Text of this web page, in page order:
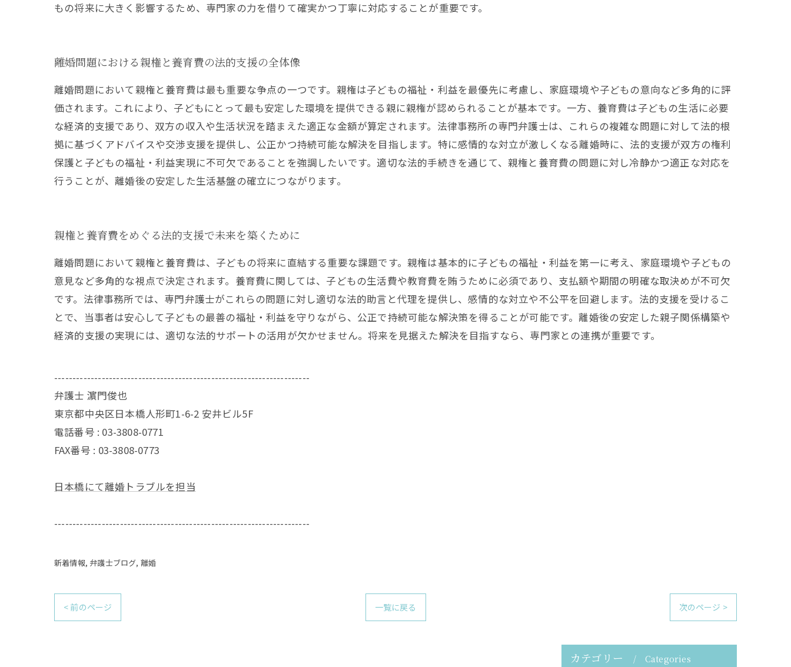
もの将来に大きく影響するため、専門家の力を借りて確実かつ丁寧に対応することが重要です。
離婚問題における親権と養育費の法的支援の全体像
離婚問題において親権と養育費は最も重要な争点の一つです。親権は子どもの福祉・利益を最優先に考慮し、家庭環境や子どもの意向など多角的に評
価されます。これにより、子どもにとって最も安定した環境を提供できる親に親権が認められることが基本です。一方、養育費は子どもの生活に必要
な経済的支援であり、双方の収入や生活状況を踏まえた適正な金額が算定されます。法律事務所の専門弁護士は、これらの複雑な問題に対して法的根
拠に基づくアドバイスや交渉支援を提供し、公正かつ持続可能な解決を目指します。特に感情的な対立が激しくなる離婚時に、法的支援が双方の権利
保護と子どもの福祉・利益実現に不可欠であることを強調したいです。適切な法的手続きを通じて、親権と養育費の問題に対し冷静かつ適正な対応を
行うことが、離婚後の安定した生活基盤の確立につながります。
親権と養育費をめぐる法的支援で未来を築くために
離婚問題において親権と養育費は、子どもの将来に直結する重要な課題です。親権は基本的に子どもの福祉・利益を第一に考え、家庭環境や子どもの
意見など多角的な視点で決定されます。養育費に関しては、子どもの生活費や教育費を賄うために必須であり、支払額や期間の明確な取決めが不可欠
です。法律事務所では、専門弁護士がこれらの問題に対し適切な法的助言と代理を提供し、感情的な対立や不公平を回避します。法的支援を受けるこ
とで、当事者は安心して子どもの最善の福祉・利益を守りながら、公正で持続可能な解決策を得ることが可能です。離婚後の安定した親子関係構築や
経済的支援の実現には、適切な法的サポートの活用が欠かせません。将来を見据えた解決を目指すなら、専門家との連携が重要です。
----------------------------------------------------------------------
弁護士 濵門俊也
東京都中央区日本橋人形町1-6-2 安井ビル5F
電話番号 : 03-3808-0771
FAX番号 : 03-3808-0773
日本橋にて離婚トラブルを担当
----------------------------------------------------------------------
新着情報 弁護士ブログ 離婚
< 前のページ 一覧に戻る 次のページ >
カテゴリー Categories